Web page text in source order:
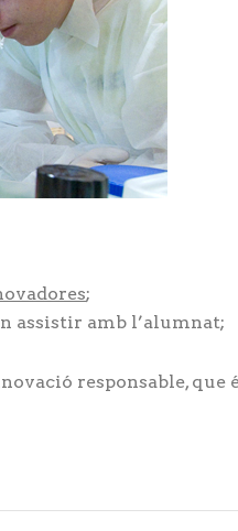
;
assistir amb l’alumnat;
responsable, que